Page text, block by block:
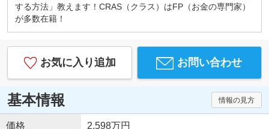
する方法」教えます！CRAS（クラス）はFP（お金の専門家）
が多数在籍！
お気に入り追加 お問い合わせ
基本情報 情報の見方
価格 2,598万円